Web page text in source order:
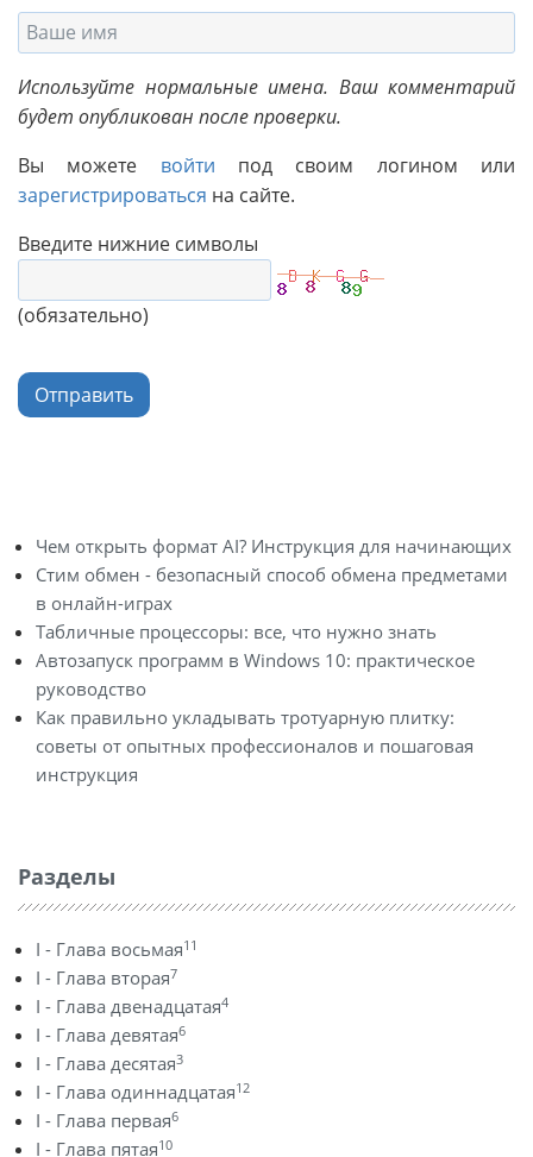
Используйте нормальные имена. Ваш комментарий
будет опубликован после проверки.
Вы можете войти под своим логином или
зарегистрироваться на сайте.
Введите нижние символы
(обязательно)
Отправить
Чем открыть формат AI? Инструкция для начинающих
Стим обмен - безопасный способ обмена предметами
в онлайн-играх
Табличные процессоры: все, что нужно знать
Автозапуск программ в Windows 10: практическое
руководство
Как правильно укладывать тротуарную плитку:
советы от опытных профессионалов и пошаговая
инструкция
Разделы
I - Глава восьмая11
I - Глава вторая7
I - Глава двенадцатая4
I - Глава девятая6
I - Глава десятая3
I - Глава одиннадцатая12
I - Глава первая6
I - Глава пятая10